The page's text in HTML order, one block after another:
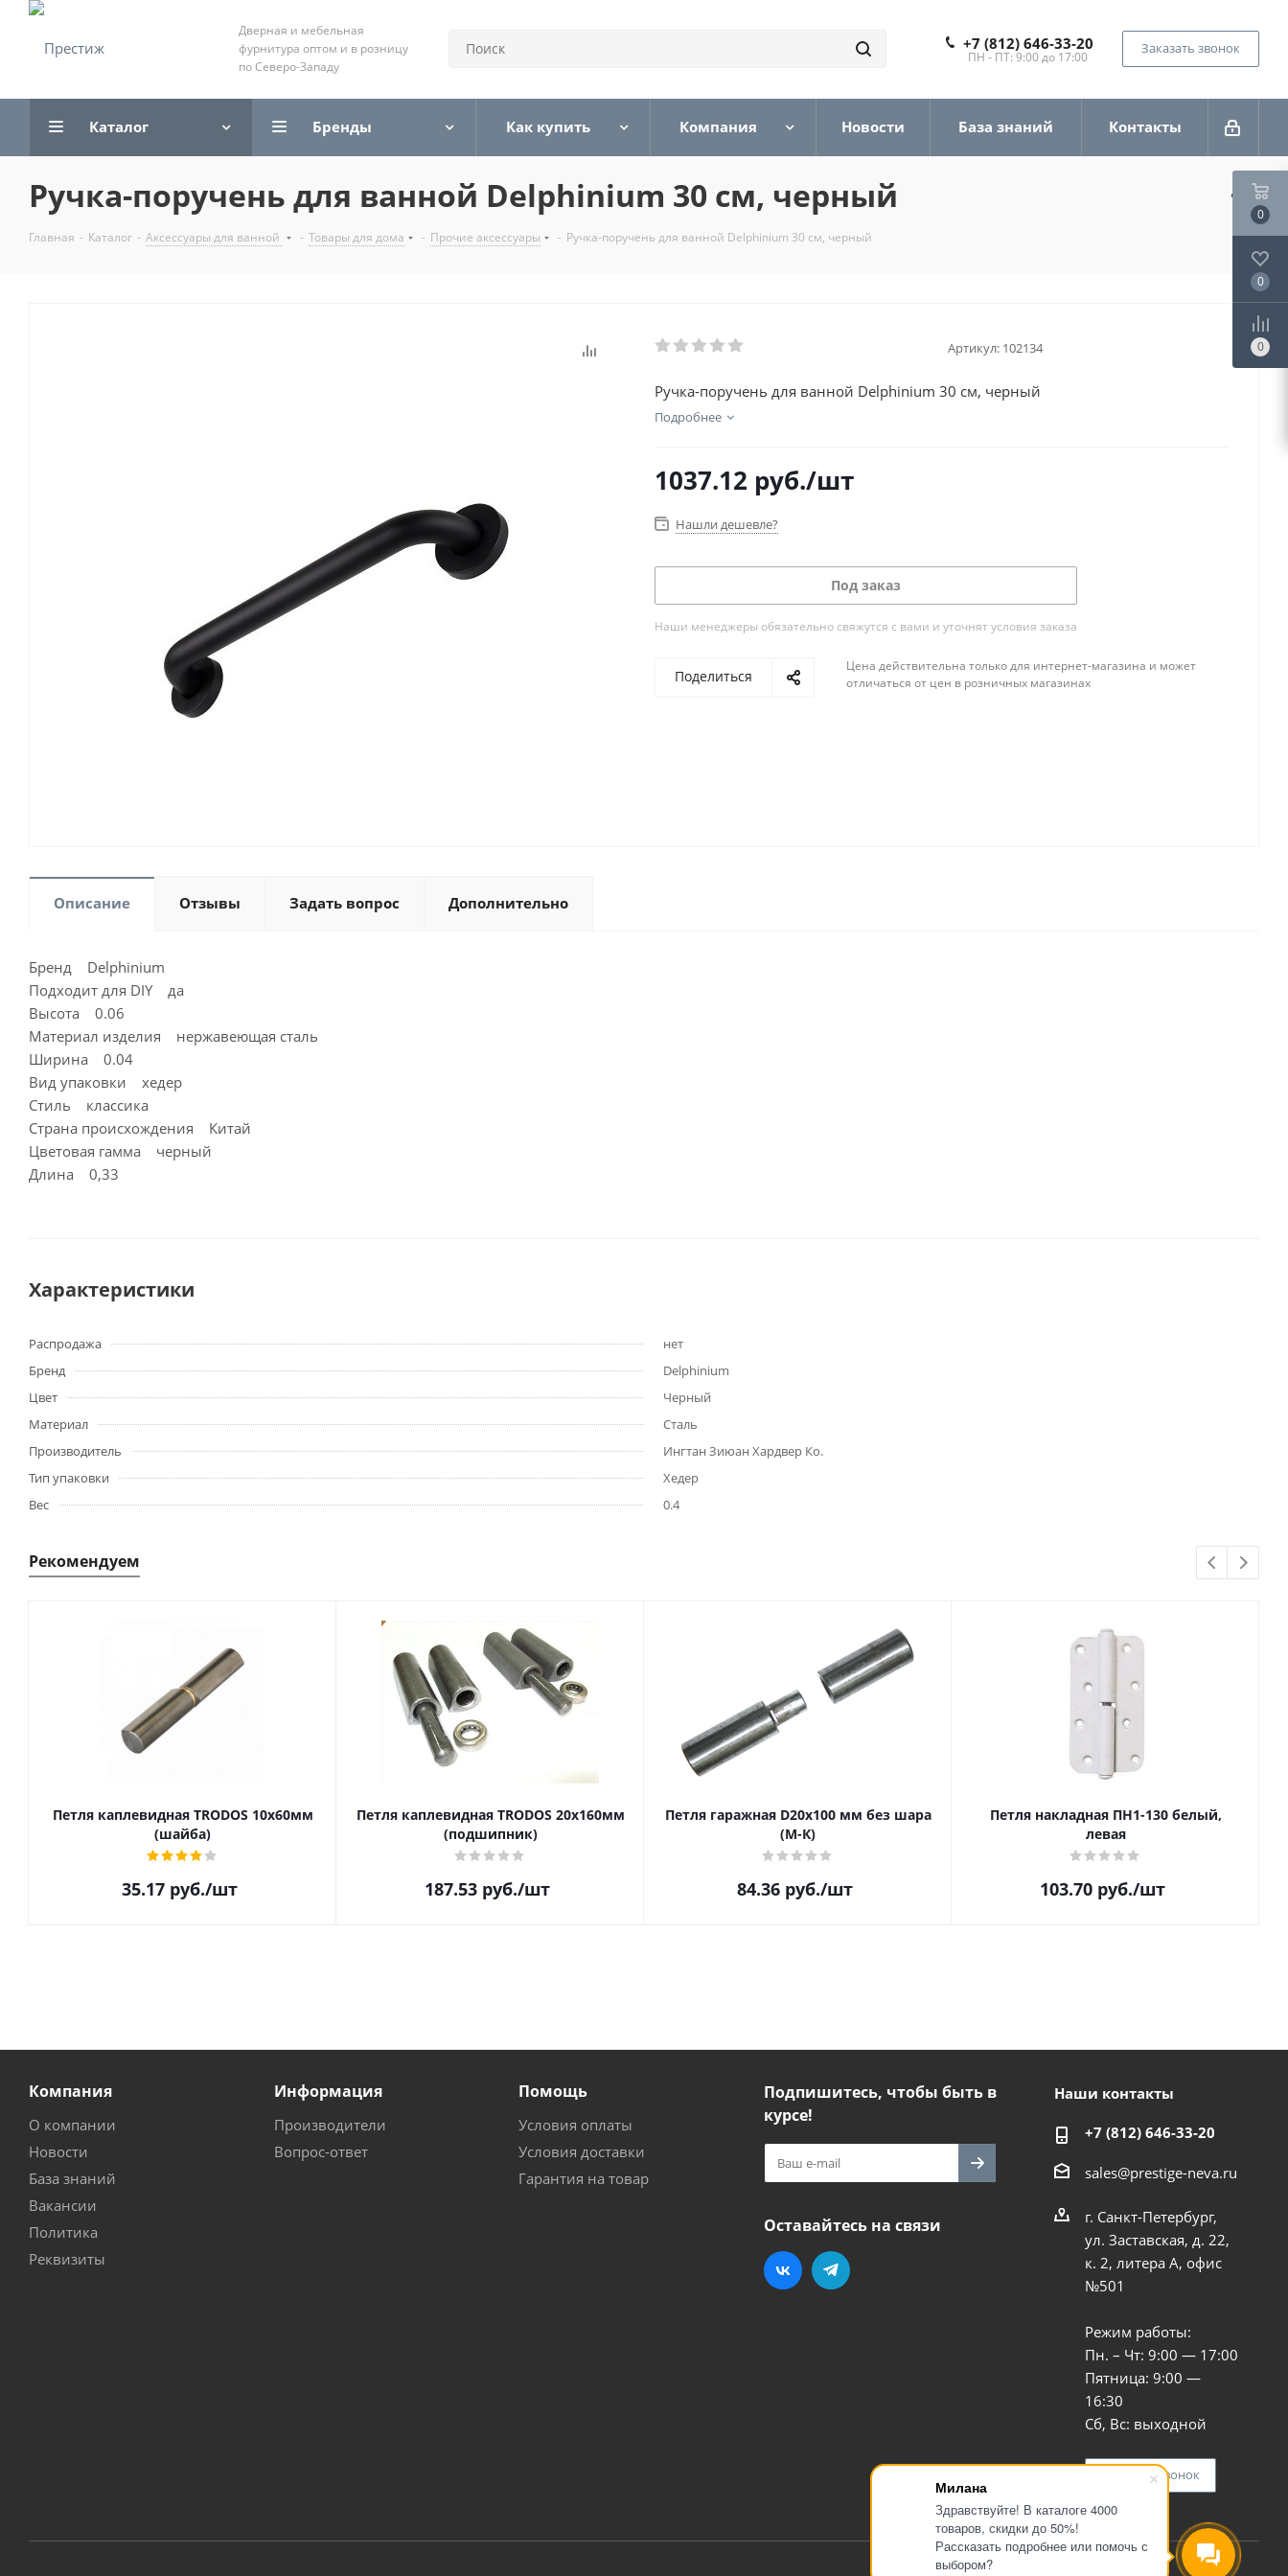
Милана
Здравствуйте! В каталоге 4000
товаров, скидки до 50%!
Рассказать подробнее или помочь с
выбором?
Дверная и мебельная
фурнитура оптом и в розницу
по Северо-Западу
+7 (812) 646-33-20
ПН - ПТ: 9:00 до 17:00
Заказать звонок
Каталог Бренды Как купить Компания Новости База знаний Контакты
Ручка-поручень для ванной Delphinium 30 см, черный
Главная - Каталог - Аксессуары для ванной - Товары для дома - Прочие аксессуары - Ручка-поручень для ванной Delphinium 30 см, черный
Артикул: 102134
Ручка-поручень для ванной Delphinium 30 см, черный
Подробнее
1037.12 руб./шт
Нашли дешевле?
Под заказ
Наши менеджеры обязательно свяжутся с вами и уточнят условия заказа
Поделиться
Цена действительна только для интернет-магазина и может
отличаться от цен в розничных магазинах
Описание Отзывы Задать вопрос Дополнительно
Бренд Delphinium
Подходит для DIY да
Высота 0.06
Материал изделия нержавеющая сталь
Ширина 0.04
Вид упаковки хедер
Стиль классика
Страна происхождения Китай
Цветовая гамма черный
Длина 0,33
Характеристики
Распродажа
нет
Бренд
Delphinium
Цвет
Черный
Материал
Сталь
Производитель
Ингтан Зиюан Хардвер Ко.
Тип упаковки
Хедер
Вес
0.4
Рекомендуем
Петля каплевидная TRODOS 10х60мм
(шайба)
35.17руб./шт
Петля каплевидная TRODOS 20х160мм
(подшипник)
187.53руб./шт
Петля гаражная D20х100 мм без шара
(М-К)
84.36руб./шт
Петля накладная ПН1-130 белый,
левая
103.70руб./шт
Компания
О компании
Новости
База знаний
Вакансии
Политика
Реквизиты
Информация
Производители
Вопрос-ответ
Помощь
Условия оплаты
Условия доставки
Гарантия на товар
Подпишитесь, чтобы быть в
курсе!
Оставайтесь на связи
Наши контакты
+7 (812) 646-33-20
sales@prestige-neva.ru
г. Санкт-Петербург,
ул. Заставская, д. 22,
к. 2, литера А, офис
№501
Режим работы:
Пн. – Чт: 9:00 — 17:00
Пятница: 9:00 —
16:30
Сб, Вс: выходной
Заказать звонок
0
0
0